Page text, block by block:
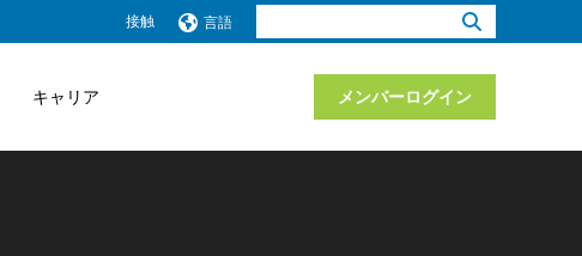
接触 言語
索：
キャリア メンバーログイン